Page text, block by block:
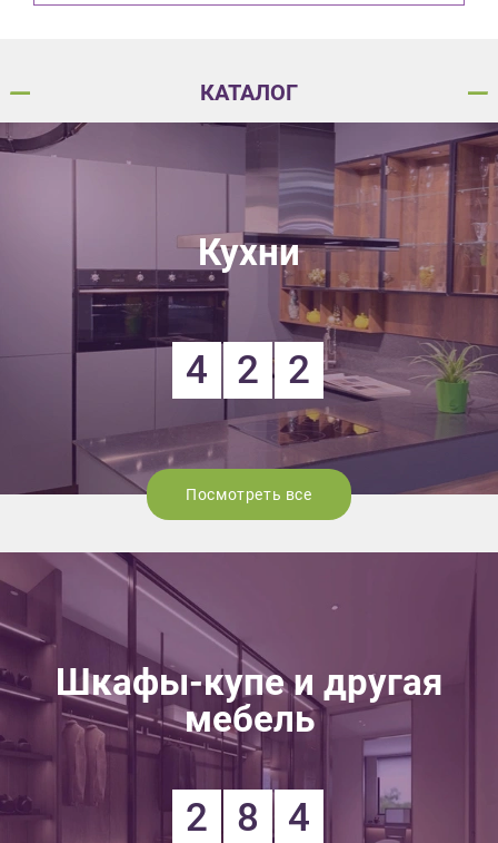
КАТАЛОГ
Кухни
4 2 2
Посмотреть все
Шкафы-купе и другая
мебель
2 8 4